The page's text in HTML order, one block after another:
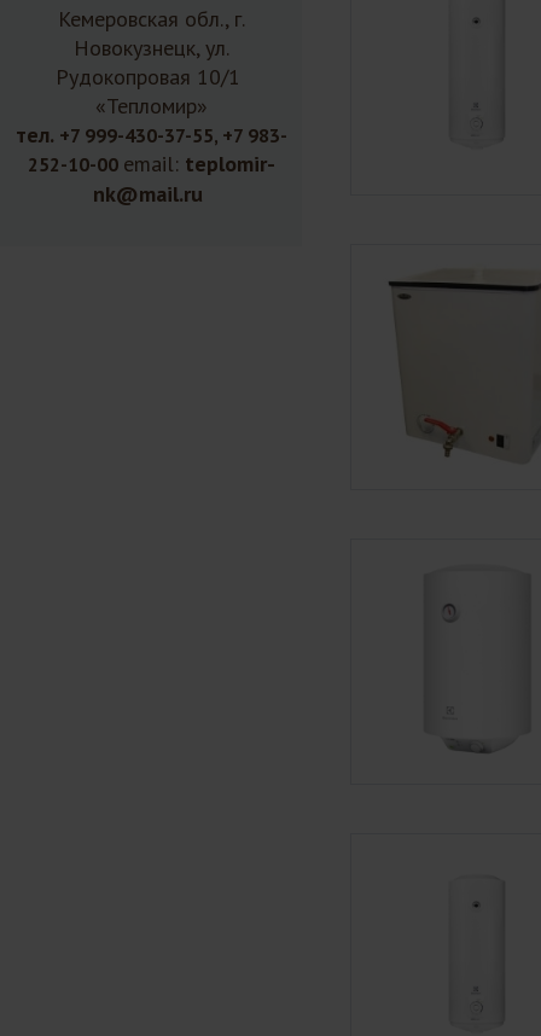
Кемеровская обл., г.
Новокузнецк, ул.
Рудокопровая 10/1
«Тепломир»
тел. +7 999-430-37-55, +7 983-
252-10-00 email: teplomir-
nk@mail.ru